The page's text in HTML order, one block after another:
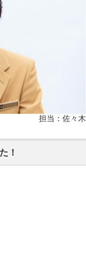
担当：佐々木
！